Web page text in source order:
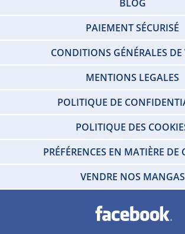
BLOG
PAIEMENT SÉCURISÉ
CONDITIONS GÉNÉRALES DE
MENTIONS LEGALES
POLITIQUE DE
POLITIQUE DES
PRÉFÉRENCES EN MATIÈRE DE
VENDRE NOS MANGAS